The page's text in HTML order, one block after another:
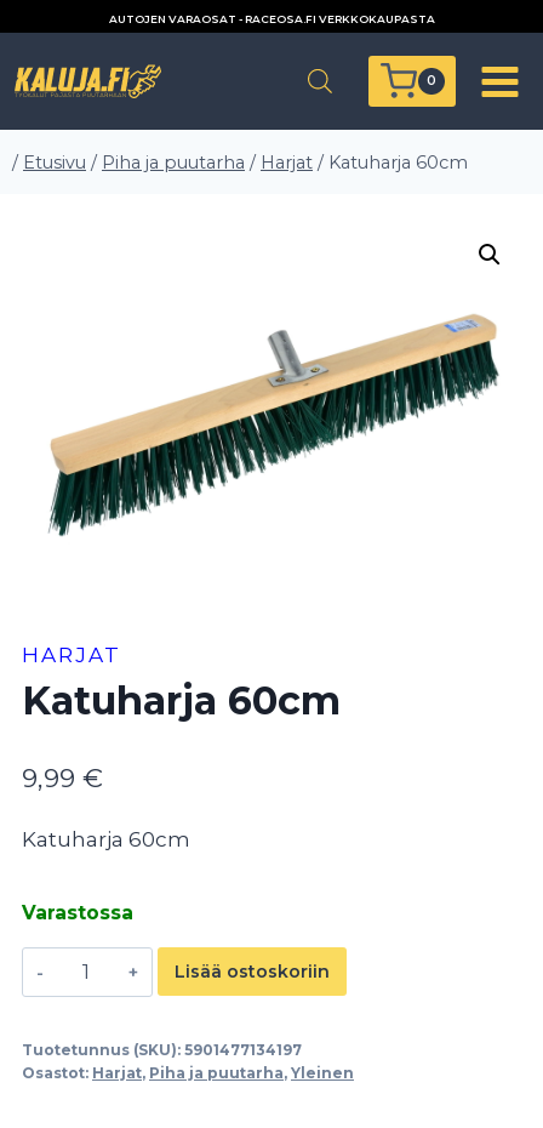
AUTOJEN VARAOSAT - RACEOSA.FI VERKKOKAUPASTA
0
/ Etusivu / Piha ja puutarha / Harjat / Katuharja 60cm
HARJAT
Katuharja 60cm
9,99 €
Katuharja 60cm
Varastossa
Katuharja
60cm
Lisää ostoskoriin
Tuotetunnus (SKU): 5901477134197
Osastot: Harjat, Piha ja puutarha, Yleinen